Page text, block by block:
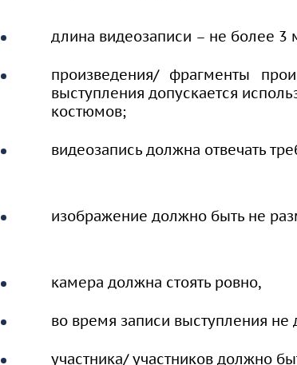
длина видеозаписи – не более 3
произведения/ фрагменты
выступления допускается
костюмов;
видеозапись должна отвечать
изображение должно быть не
камера должна стоять ровно,
во время записи выступления
участника/ участников должно